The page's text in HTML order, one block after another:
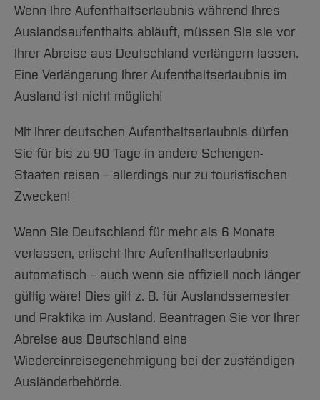
Wenn Ihre Aufenthaltserlaubnis während Ihres
Auslandsaufenthalts abläuft, müssen Sie sie vor
Ihrer Abreise aus Deutschland verlängern lassen.
Eine Verlängerung Ihrer Aufenthaltserlaubnis im
Ausland ist nicht möglich!
Mit Ihrer deutschen Aufenthaltserlaubnis dürfen
Sie für bis zu 90 Tage in andere Schengen-
Staaten reisen – allerdings nur zu touristischen
Zwecken!
Wenn Sie Deutschland für mehr als 6 Monate
verlassen, erlischt Ihre Aufenthaltserlaubnis
automatisch – auch wenn sie offiziell noch länger
gültig wäre! Dies gilt z. B. für Auslandssemester
und Praktika im Ausland. Beantragen Sie vor Ihrer
Abreise aus Deutschland eine
Wiedereinreisegenehmigung bei der zuständigen
Ausländerbehörde.